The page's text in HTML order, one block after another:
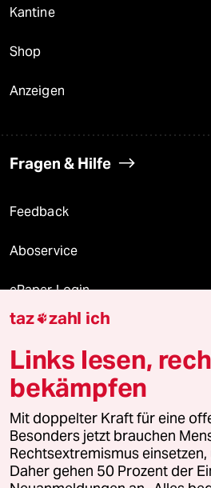
Kantine
Shop
Anzeigen
Fragen & Hilfe
Feedback
Aboservice
ePaper Login
Downloads für Abonnierende
© 2026 taz Verlags und Vertriebs
Alle Rechte vorbehalten. Bei rechtlichen
wenden Sie sich bitte an lizenzen@taz.de
Feedback Redaktionsstatut
taz zahl ich
Links lesen,
bekämpfen
Mit doppelter Kraft für eine
Besonders jetzt brauchen
Rechtsextremismus
Daher gehen 50 Prozent der